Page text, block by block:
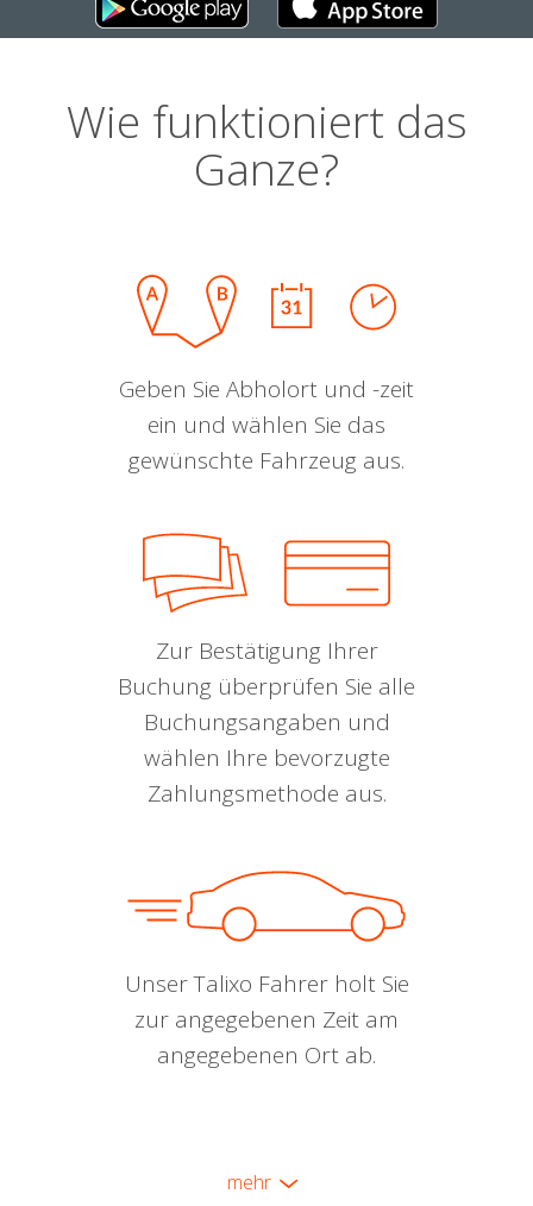
Wie funktioniert das
Ganze?
Geben Sie Abholort und -zeit
ein und wählen Sie das
gewünschte Fahrzeug aus.
Zur Bestätigung Ihrer
Buchung überprüfen Sie alle
Buchungsangaben und
wählen Ihre bevorzugte
Zahlungsmethode aus.
Unser Talixo Fahrer holt Sie
zur angegebenen Zeit am
angegebenen Ort ab.
mehr